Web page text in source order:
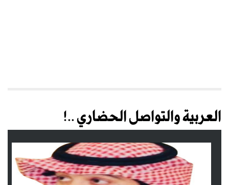
العربية والتواصل الحضاري ..!